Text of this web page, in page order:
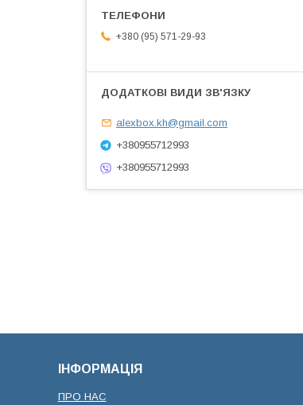
+380 (95) 571-29-93
alexbox.kh@gmail.com
+380955712993
+380955712993
ІНФОРМАЦІЯ
ПРО НАС